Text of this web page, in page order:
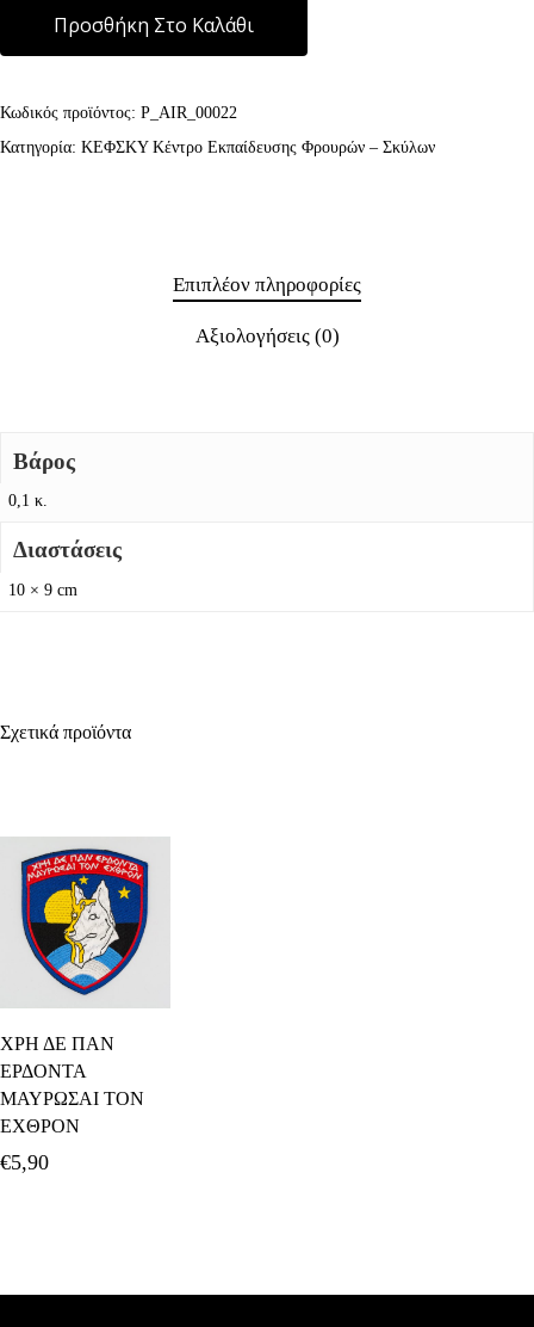
Προσθήκη Στο Καλάθι
Κωδικός προϊόντος: P_AIR_00022
Κατηγορία: ΚΕΦΣΚΥ Κέντρο Εκπαίδευσης Φρουρών – Σκύλων
Επιπλέον πληροφορίες
Αξιολογήσεις (0)
Βάρος
0,1 κ.
Διαστάσεις
10 × 9 cm
Σχετικά προϊόντα
Καλάθι
ΧΡΗ ΔΕ ΠΑΝ
ΕΡΔΟΝΤΑ
ΜΑΥΡΩΣΑΙ ΤΟΝ
ΕΧΘΡΟΝ
€5,90